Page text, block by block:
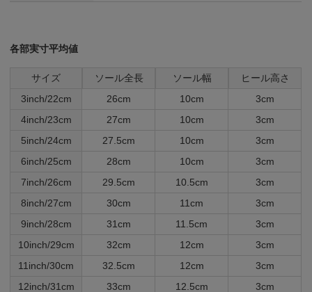
各部実寸平均値
サイズ ソール全長 ソール幅
ヒール高さ
3inch/22cm
26cm 10cm
3cm
4inch/23cm
27cm 10cm
3cm
5inch/24cm
27.5cm 10cm
3cm
6inch/25cm
28cm 10cm
3cm
7inch/26cm
29.5cm 10.5cm
3cm
8inch/27cm
30cm 11cm
3cm
9inch/28cm
31cm 11.5cm
3cm
10inch/29cm
32cm 12cm
3cm
11inch/30cm
32.5cm 12cm
3cm
12inch/31cm
33cm 12.5cm 3cm